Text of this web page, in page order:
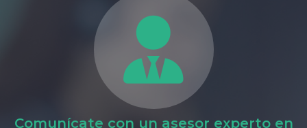
Comunícate con un asesor experto en